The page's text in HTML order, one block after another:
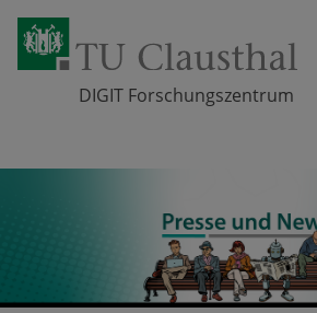
DIGIT Forschungszentrum